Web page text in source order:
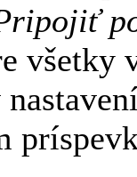
všetky